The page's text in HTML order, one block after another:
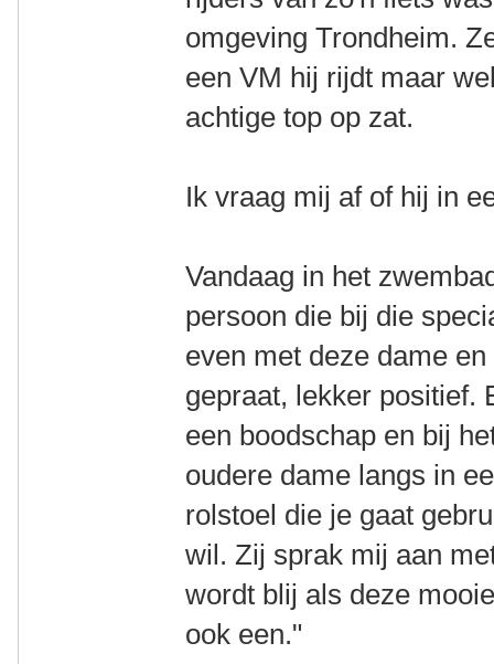
omgeving Trondheim.
een VM hij rijdt maar
achtige top op zat.
Ik vraag mij af of hij in
Vandaag in het
persoon die bij die
even met deze dame
gepraat, lekker positief.
een boodschap en bij
oudere dame langs in
rolstoel die je gaat
wil. Zij sprak mij aan
wordt blij als deze
ook een."